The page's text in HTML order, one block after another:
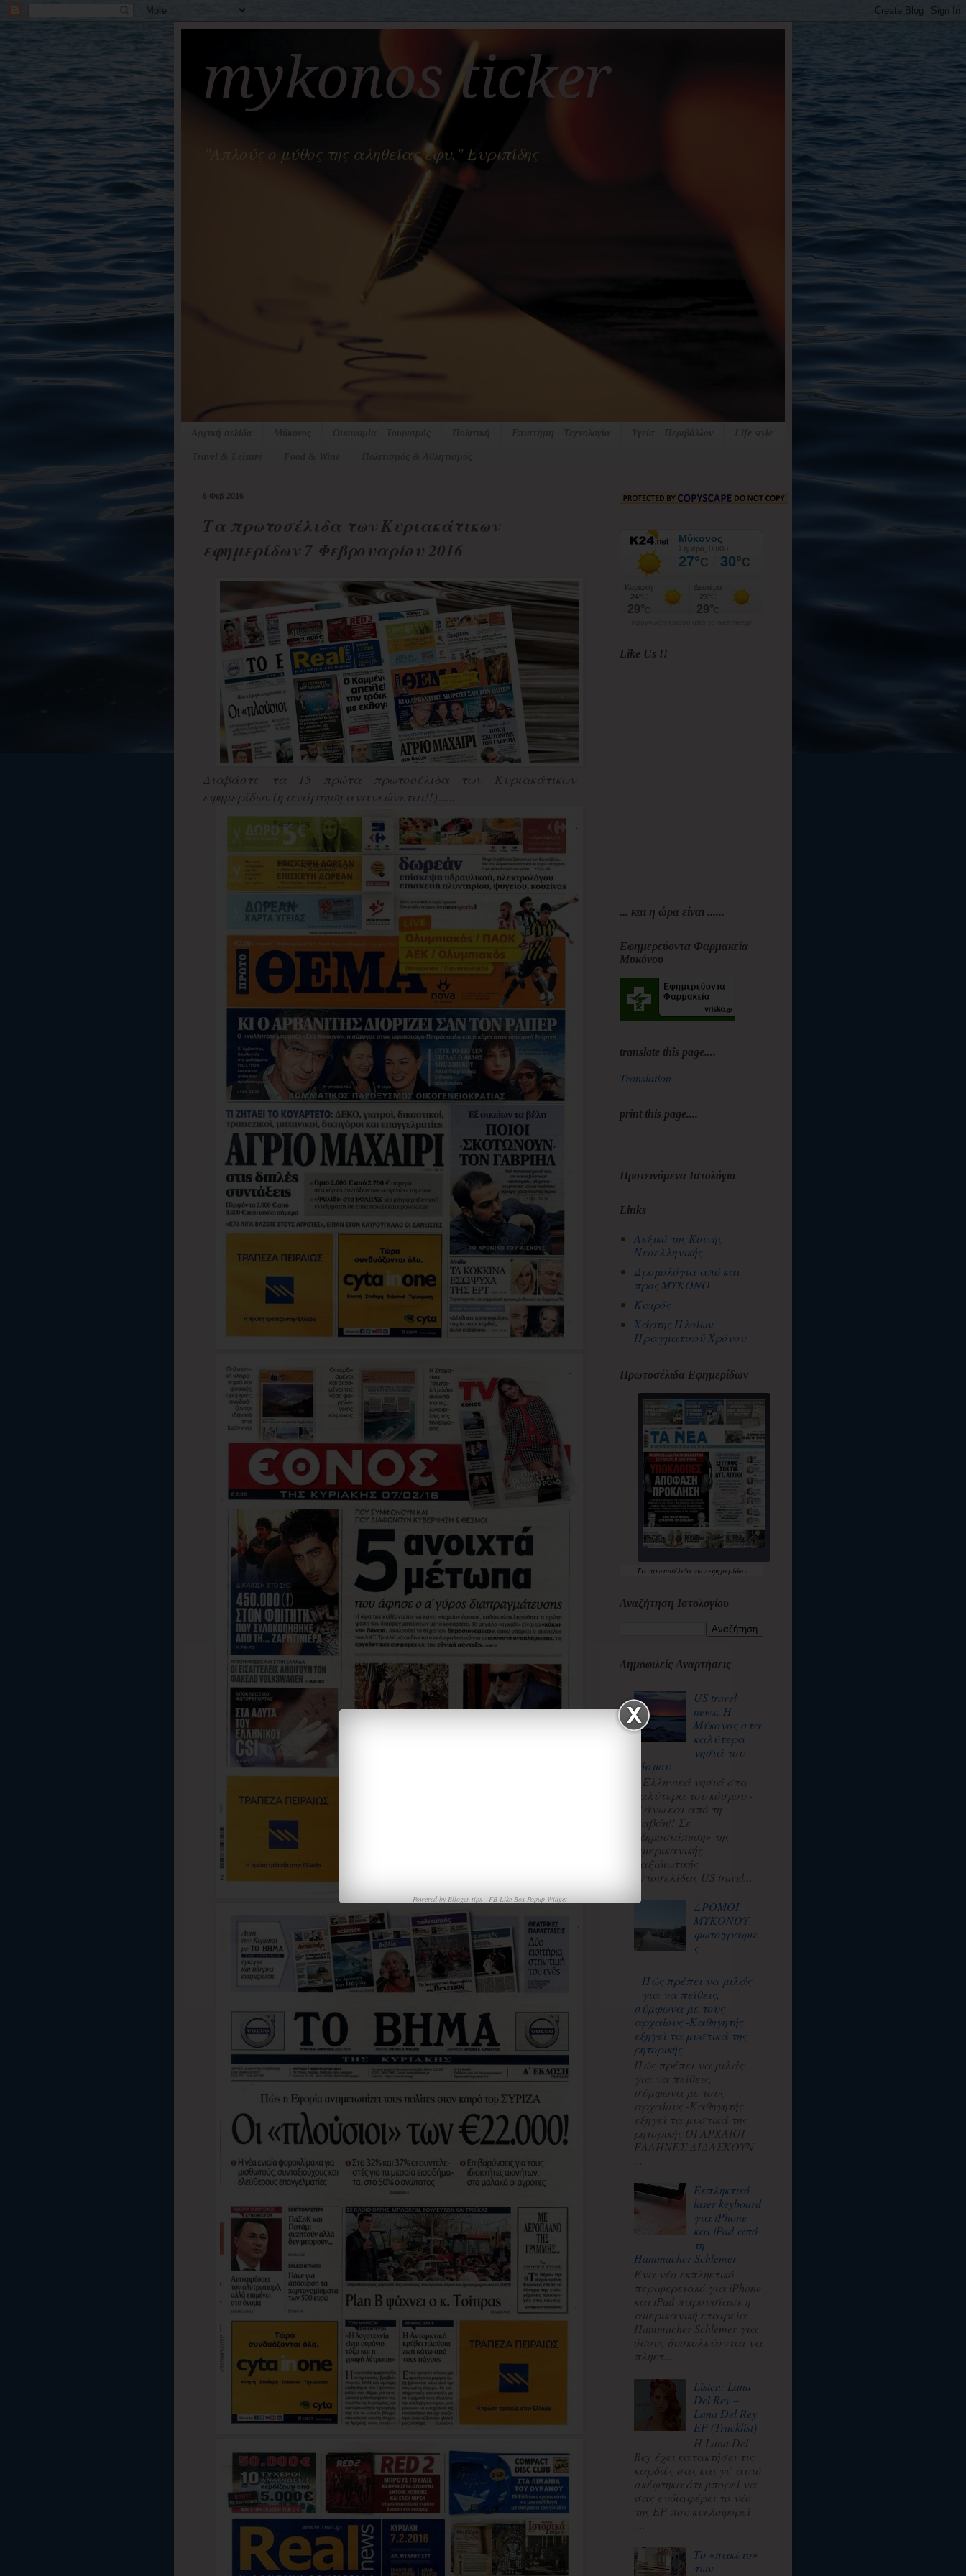
mykonos ticker
"Απλούς ο μύθος της αληθείας έφυ." Ευριπίδης
6 Φεβ 2016
Τα πρωτοσέλιδα των Κυριακάτικων
εφημερίδων 7 Φεβρουαρίου 2016
Διαβάστε τα 15 πρώτα πρωτοσέλιδα των Κυριακάτικων
εφημερίδων (η ανάρτηση ανανεώνεται!!)......
Powered byBlloger tips -FB Like Box Popup Widget
Like Us !!
... και η ώρα είναι ......
Εφημερεύοντα Φαρμακεία
Μυκόνου
translate this page....
Translation
print this page....
Προτεινόμενα Ιστολόγια
Links
Λεξικό της Κοινής
Νεοελληνικής
Δρομολόγια από και
προς ΜΥΚΟΝΟ
Καιρός
Χάρτης Πλοίων
Πραγματικού Χρόνου
Πρωτοσέλιδα Εφημερίδων
Τα πρωτοσέλιδατων εφημερίδων
Αναζήτηση Ιστολογίου
Δημοφιλείς Αναρτήσεις
US travel
news: Η
Μύκονος στα
καλύτερα
νησιά του
κόσμου
3 Ελληνικά νησιά στα
καλύτερα του κόσμου -
Πάνω και από τη
Χαβάη!! Σε
«δημοσκόπηση» της
αμερικανικής
ταξιδιωτικής
ιστοσελίδας US travel...
ΔΡΟΜΟΙ
ΜΥΚΟΝΟΥ
φωτογραφιε
ς
Πώς πρέπει να μιλάς
για να πείθεις,
σύμφωνα με τους
αρχαίους -Καθηγητής
εξηγεί τα μυστικά της
ρητορικής
Πώς πρέπει να μιλάς
για να πείθεις,
σύμφωνα με τους
αρχαίους -Καθηγητής
εξηγεί τα μυστικά της
ρητορικής ΟΙ ΑΡΧΑΙΟΙ
ΕΛΛΗΝΕΣ ΔΙΔΑΣΚΟΥΝ
Εκπληκτικό
laser keyboard
για iPhone
και iPad από
τη
Hammacher Schlemer
Ένα νέο εκπληκτικό
περιφερειακό για iPhone
και iPad παρουσίασε η
αμερικανική εταιρεία
Hammacher Schlemer για
όσους δυσκολεύονται να
πληκτ...
Listen: Lana
Del Rey –
Lana Del Rey
EP (Tracklist)
Η Lana Del
Rey έχει κατακτήσει τις
καρδιές σας και γι’ αυτό
σκέφτηκα ότι μπορεί να
σας ενδιαφέρει το νέο
της EP που κυκλοφορεί
Το «πακέτο»
των